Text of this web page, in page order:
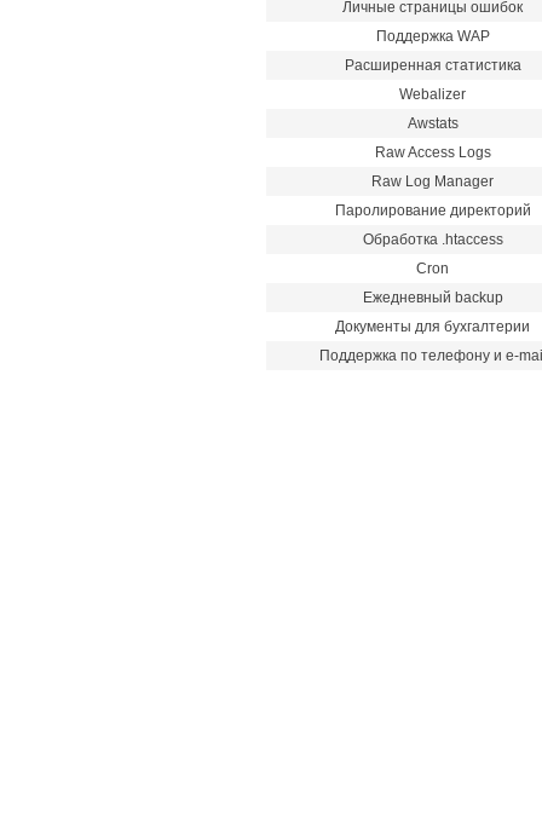
Личные страницы ошибок
Поддержка WAP
Расширенная статистика
Webalizer
Awstats
Raw Access Logs
Raw Log Manager
Паролирование директорий
Обработка .htaccess
Cron
Ежедневный backup
Документы для бухгалтерии
Поддержка по телефону и e-